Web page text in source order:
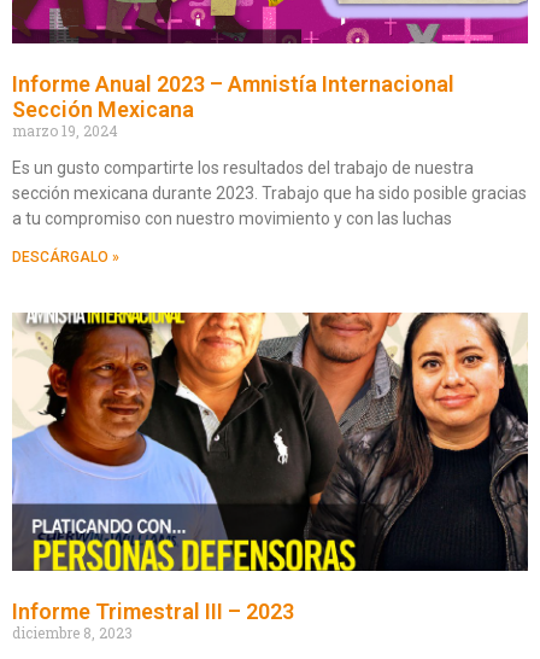
Informe Anual 2023 – Amnistía Internacional
Sección Mexicana
marzo 19, 2024
Es un gusto compartirte los resultados del trabajo de nuestra
sección mexicana durante 2023. Trabajo que ha sido posible gracias
a tu compromiso con nuestro movimiento y con las luchas
DESCÁRGALO »
Informe Trimestral III – 2023
diciembre 8, 2023